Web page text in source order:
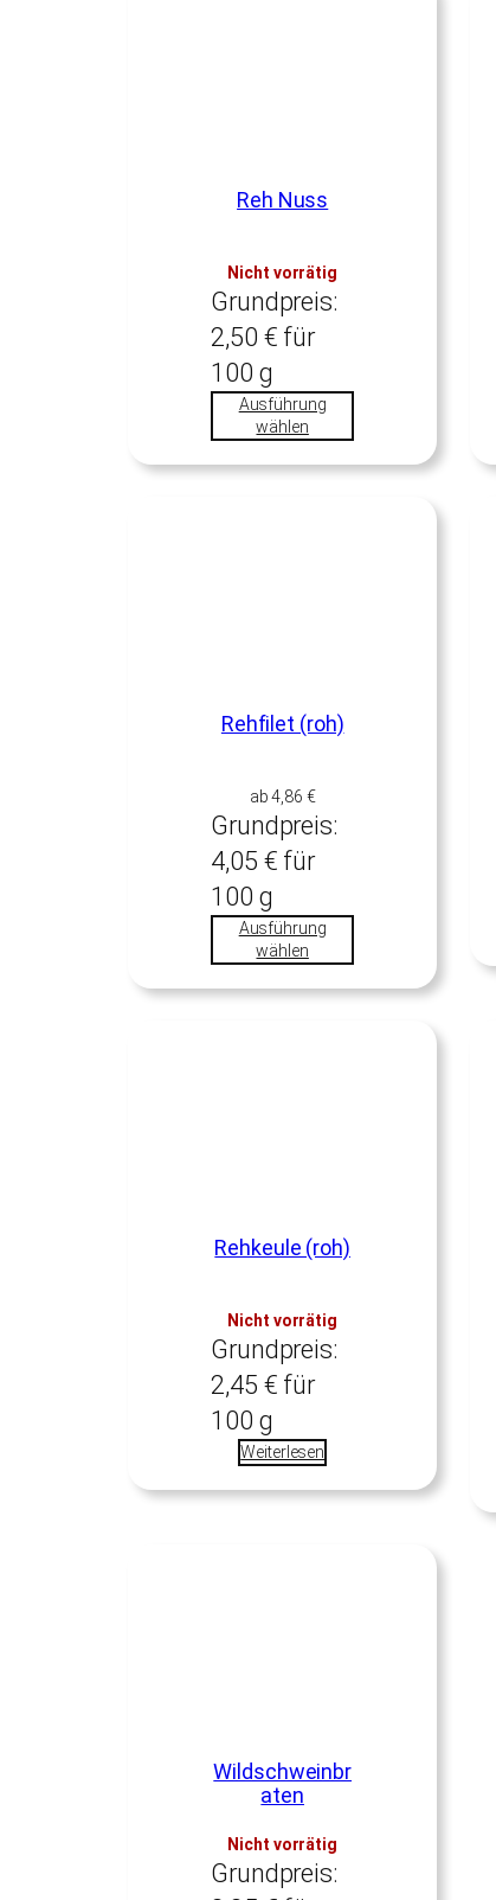
Reh Nuss
Nicht vorrätig
Grundpreis:
2,50 € für
100 g
Ausführung
wählen
Rehfilet (roh)
ab4,86 €
Grundpreis:
4,05 € für
100 g
Ausführung
wählen
Rehkeule (roh)
Nicht vorrätig
Grundpreis:
2,45 € für
100 g
Weiterlesen
Wildschweinbr
aten
Nicht vorrätig
Grundpreis: